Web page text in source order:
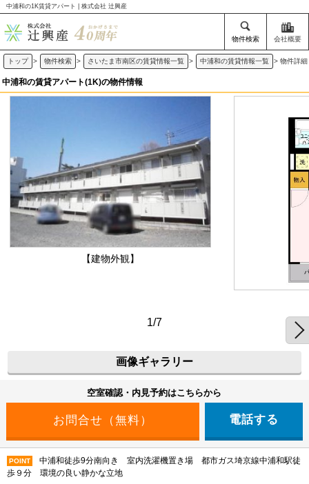
中浦和の1K賃貸アパート | 株式会社 辻興産
物件検索 会社概要
トップ > 物件検索 > さいたま市南区の賃貸情報一覧 > 中浦和の賃貸情報一覧 > 物件詳細
中浦和の賃貸アパート(1K)の物件情報
【建物外観】
1/7
画像ギャラリー
空室確認・内見予約はこちらから
電話する
POINT
中浦和徒歩9分南向き 室内洗濯機置き場 都市ガス埼京線中浦和駅徒
歩９分 環境の良い静かな立地